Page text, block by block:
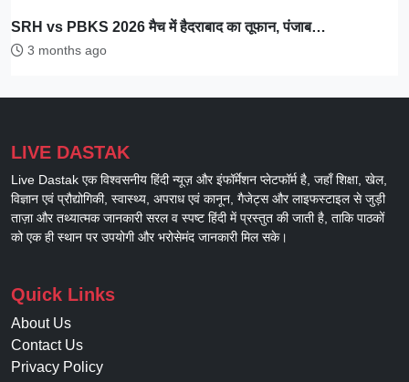
SRH vs PBKS 2026 मैच में हैदराबाद का तूफान, पंजाब…
3 months ago
LIVE DASTAK
Live Dastak एक विश्वसनीय हिंदी न्यूज़ और इंफॉर्मेशन प्लेटफॉर्म है, जहाँ शिक्षा, खेल,
विज्ञान एवं प्रौद्योगिकी, स्वास्थ्य, अपराध एवं कानून, गैजेट्स और लाइफस्टाइल से जुड़ी
ताज़ा और तथ्यात्मक जानकारी सरल व स्पष्ट हिंदी में प्रस्तुत की जाती है, ताकि पाठकों
को एक ही स्थान पर उपयोगी और भरोसेमंद जानकारी मिल सके।
Quick Links
About Us
Contact Us
Privacy Policy